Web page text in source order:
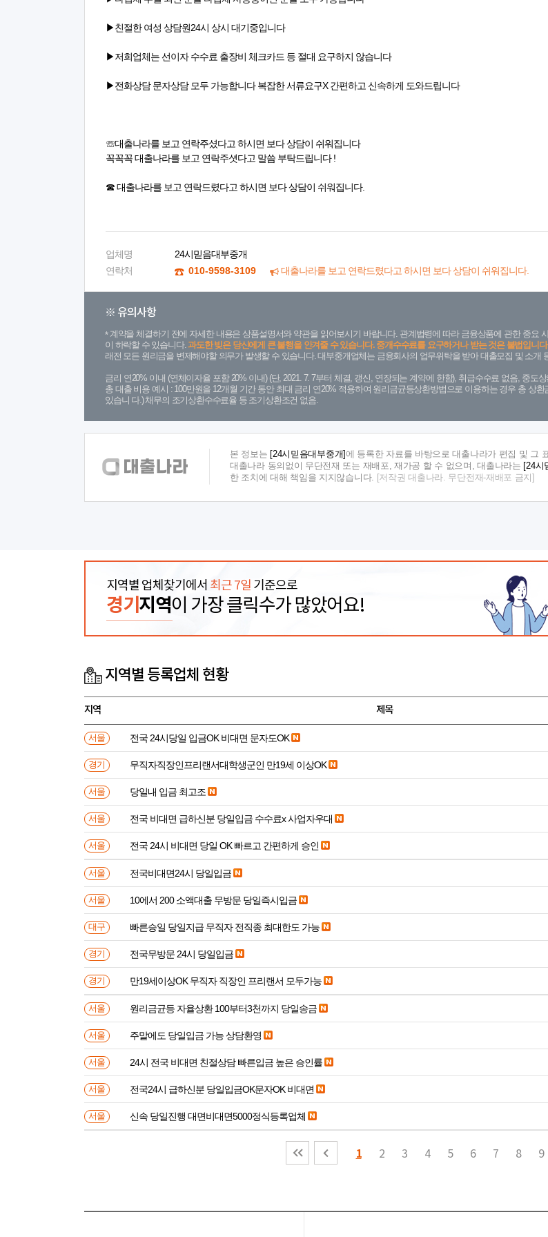
▶친절한 여성 상담원24시 상시 대기중입니다
▶저희업체는 선이자 수수료 출장비 체크카드 등 절대 요구하지 않습니다
▶전화상담 문자상담 모두 가능합니다 복잡한 서류요구X 간편하고 신속하게 도와드립니다
☏대출나라를 보고 연락주셨다고 하시면 보다 상담이 쉬워집니다
꼭꼭꼭 대출나라를 보고 연락주셧다고 말씀 부탁드립니다 !
☎ 대출나라를 보고 연락드렸다고 하시면 보다 상담이 쉬워집니다.
업체명
24시믿음대부중개
연락처
010-9598-3109 대출나라를 보고 연락드렸다고 하시면 보다 상담이 쉬워집니다.
※ 유의사항
계약을 체결하기 전에 자세한 내용은 상품설명서와 약관을 읽어보시기 바랍니다. 관계법령에 따라 금융상품에 관한 중요
이 하락할 수 있습니다.과도한 빚은 당신에게 큰 불행을 안겨줄 수 있습니다. 중개수수료를 요구하거나 받는 것은 불법입니
래전 모든 원리금을 변제해야할 의무가 발생할 수 있습니다. 대부중개업체는 금융회사의 업무위탁을 받아 대출모집 및 소개
금리 연20% 이내 (연체이자율 포함 20% 이내) (단, 2021. 7. 7부터 체결, 갱신, 연장되는 계약에 한함), 취급수수료 없음, 중
총 대출 비용 예시 : 100만원을 12개월 기간 동안 최대 금리 연20% 적용하여 원리금균등상환방법으로 이용하는 경우 총 상
있습니 다.) 채무의 조기상환수수료율 등 조기상환조건 없음.
본 정보는 [24시믿음대부중개] 에 등록한 자료를 바탕으로 대출나라가 편집 및 그
대출나라 동의없이 무단전재 또는 재배포, 재가공 할 수 없으며, 대출나라는 [24시
한 조치에 대해 책임을 지지않습니다.
[저작권 대출나라. 무단전재-재배포 금지]
지역별 업체찾기에서 최근 7일 기준으로
경기 지역이 가장 클릭수가 많았어요!
지역별 등록업체 현황
지역 제목
서울 전국 24시당일 입금OK 비대면 문자도OK
경기 무직자직장인프리랜서대학생군인 만19세 이상OK
서울 당일내 입금 최고조
서울 전국 비대면 급하신분 당일입금 수수료x 사업자우대
서울 전국 24시 비대면 당일 OK 빠르고 간편하게 승인
서울 전국비대면24시 당일입금
서울 10에서 200 소액대출 무방문 당일즉시입금
대구 빠른승일 당일지급 무직자 전직종 최대한도 가능
경기 전국무방문 24시 당일입금
경기 만19세이상OK 무직자 직장인 프리랜서 모두가능
서울 원리금균등 자율상환 100부터3천까지 당일송금
서울 주말에도 당일입금 가능 상담환영
서울 24시 전국 비대면 친절상담 빠른입금 높은 승인률
서울 전국24시 급하신분 당일입금OK문자OK 비대면
서울 신속 당일진행 대면비대면5000정식등록업체
1 2 3 4 5 6 7 8 9